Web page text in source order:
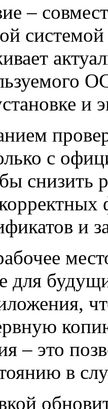
–
и
с
снизить
и
для
– это
в